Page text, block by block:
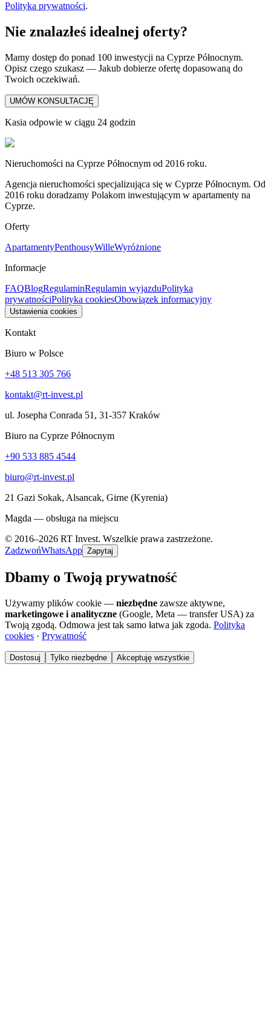
Polityka prywatności.
Nie znalazłeś idealnej oferty?
Mamy dostęp do ponad 100 inwestycji na Cyprze Północnym.
Opisz czego szukasz — Jakub dobierze ofertę dopasowaną do
Twoich oczekiwań.
UMÓW KONSULTACJĘ
Kasia odpowie w ciągu 24 godzin
Nieruchomości na Cyprze Północnym od 2016 roku.
Agencja nieruchomości specjalizująca się w Cyprze Północnym. Od
2016 roku doradzamy Polakom inwestującym w apartamenty na
Cyprze.
Oferty
ApartamentyPenthousyWilleWyróżnione
Informacje
FAQBlogRegulaminRegulamin wyjazduPolityka
prywatnościPolityka cookiesObowiązek informacyjny
Ustawienia cookies
Kontakt
Biuro w Polsce
+48 513 305 766
kontakt@rt-invest.pl
ul. Josepha Conrada 51, 31-357 Kraków
Biuro na Cyprze Północnym
+90 533 885 4544
biuro@rt-invest.pl
21 Gazi Sokak, Alsancak, Girne (Kyrenia)
Magda — obsługa na miejscu
© 2016–2026 RT Invest. Wszelkie prawa zastrzeżone.
ZadzwońWhatsApp Zapytaj
Dbamy o Twoją prywatność
Używamy plików cookie — niezbędne zawsze aktywne,
marketingowe i analityczne (Google, Meta — transfer USA) za
Twoją zgodą. Odmowa jest tak samo łatwa jak zgoda. Polityka
cookies · Prywatność
Dostosuj Tylko niezbędne Akceptuję wszystkie